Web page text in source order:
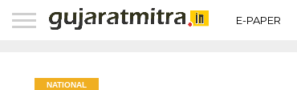
E-PAPER
NATIONAL